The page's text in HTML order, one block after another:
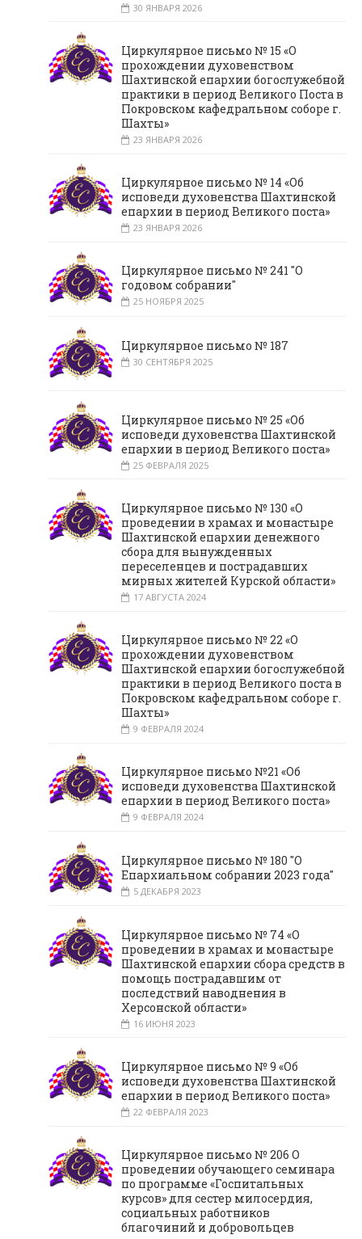
30 ЯНВАРЯ 2026
Циркулярное письмо № 15 «О
прохождении духовенством
Шахтинской епархии богослужебной
практики в период Великого Поста в
Покровском кафедральном соборе г.
Шахты»
23 ЯНВАРЯ 2026
Циркулярное письмо № 14 «Об
исповеди духовенства Шахтинской
епархии в период Великого поста»
23 ЯНВАРЯ 2026
Циркулярное письмо № 241 "О
годовом собрании"
25 НОЯБРЯ 2025
Циркулярное письмо № 187
30 СЕНТЯБРЯ 2025
Циркулярное письмо № 25 «Об
исповеди духовенства Шахтинской
епархии в период Великого поста»
25 ФЕВРАЛЯ 2025
Циркулярное письмо № 130 «О
проведении в храмах и монастыре
Шахтинской епархии денежного
сбора для вынужденных
переселенцев и пострадавших
мирных жителей Курской области»
17 АВГУСТА 2024
Циркулярное письмо № 22 «О
прохождении духовенством
Шахтинской епархии богослужебной
практики в период Великого поста в
Покровском кафедральном соборе г.
Шахты»
9 ФЕВРАЛЯ 2024
Циркулярное письмо №21 «Об
исповеди духовенства Шахтинской
епархии в период Великого поста»
9 ФЕВРАЛЯ 2024
Циркулярное письмо № 180 "О
Епархиальном собрании 2023 года"
5 ДЕКАБРЯ 2023
Циркулярное письмо № 74 «О
проведении в храмах и монастыре
Шахтинской епархии сбора средств в
помощь пострадавшим от
последствий наводнения в
Херсонской области»
16 ИЮНЯ 2023
Циркулярное письмо № 9 «Об
исповеди духовенства Шахтинской
епархии в период Великого поста»
22 ФЕВРАЛЯ 2023
Циркулярное письмо № 206 О
проведении обучающего семинара
по программе «Госпитальных
курсов» для сестер милосердия,
социальных работников
благочиний и добровольцев